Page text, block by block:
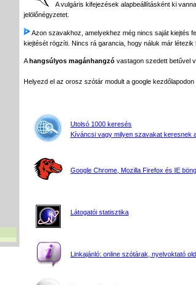
A vulgáris kifejezések alapbeállításként ki
jelölőnégyzetet.
Azon szavakhoz, amelyekhez még nincs saját kiejtés
kiejtését rögzíti. Nincs rá garancia, hogy náluk már létezik
Ahangsúlyos magánhangzó vastagon szedett betűvel
Helyezd el az orosz szótár modult a google
Utolsó 1000 keresés
Kíváncsi vagy milyen szavakat keresnek
Google Chrome, Mozilla Firefox és IE
Látogatói statisztika
Linkajánló: online szótárak, nyelvoktató